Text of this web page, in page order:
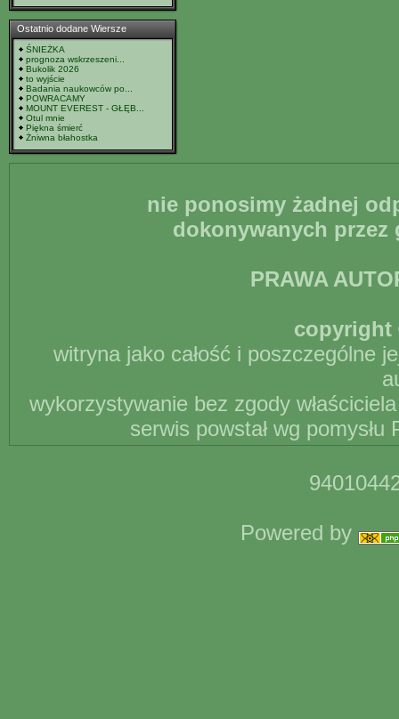
Ostatnio dodane Wiersze
ŚNIEŻKA
prognoza wskrzeszeni...
Bukolik 2026
to wyjście
Badania naukowców po...
POWRACAMY
MOUNT EVEREST - GŁĘB...
Otul mnie
Piękna śmierć
Żniwna błahostka
nie ponosimy żadnej
dokonywanych
PRAWA
copyright
witryna jako całość i poszczególne
wykorzystywanie bez zgody
serwis powstał wg
Powered by